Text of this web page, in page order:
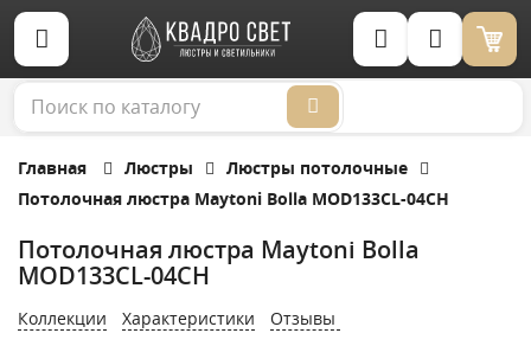
Корзина (0)
Главная Люстры
Люстры потолочные
Потолочная люстра Maytoni Bolla MOD133CL-04CH
Потолочная люстра Maytoni Bolla
MOD133CL-04CH
Коллекции Характеристики Отзывы